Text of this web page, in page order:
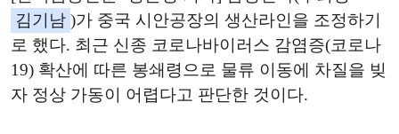
김기남 )가 중국 시안공장의 생산라인을 조정하기
로 했다. 최근 신종 코로나바이러스 감염증(코로나
19) 확산에 따른 봉쇄령으로 물류 이동에 차질을 빚
자 정상 가동이 어렵다고 판단한 것이다.